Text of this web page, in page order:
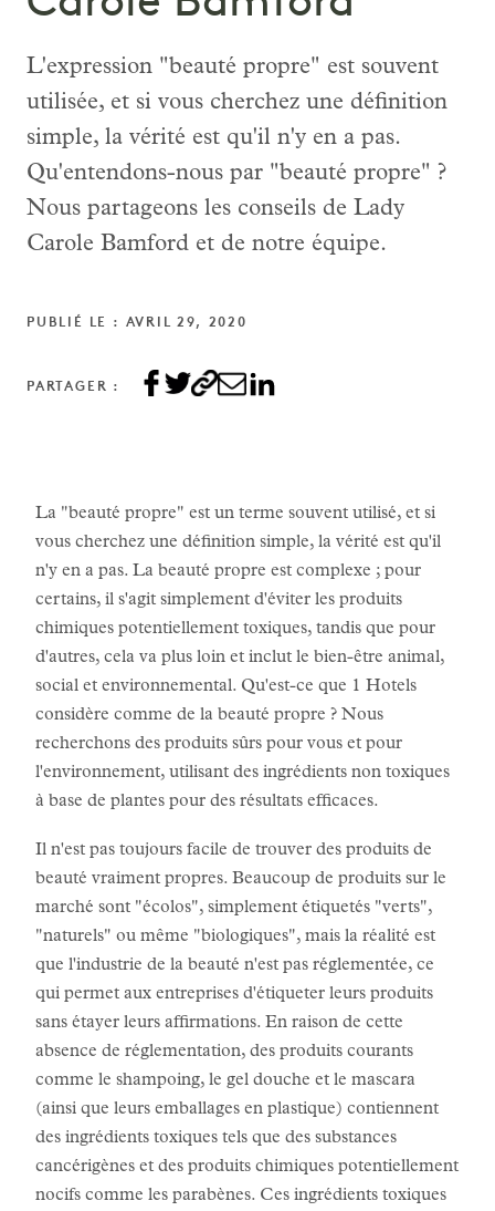
L'expression "beauté propre" est souvent
utilisée, et si vous cherchez une définition
simple, la vérité est qu'il n'y en a pas.
Qu'entendons-nous par "beauté propre" ?
Nous partageons les conseils de Lady
Carole Bamford et de notre équipe.
PUBLIÉ LE : AVRIL 29, 2020
PARTAGER :
La "beauté propre" est un terme souvent utilisé, et si
vous cherchez une définition simple, la vérité est qu'il
n'y en a pas. La beauté propre est complexe ; pour
certains, il s'agit simplement d'éviter les produits
chimiques potentiellement toxiques, tandis que pour
d'autres, cela va plus loin et inclut le bien-être animal,
social et environnemental. Qu'est-ce que 1 Hotels
considère comme de la beauté propre ? Nous
recherchons des produits sûrs pour vous et pour
l'environnement, utilisant des ingrédients non toxiques
à base de plantes pour des résultats efficaces.
Il n'est pas toujours facile de trouver des produits de
beauté vraiment propres. Beaucoup de produits sur le
marché sont "écolos", simplement étiquetés "verts",
"naturels" ou même "biologiques", mais la réalité est
que l'industrie de la beauté n'est pas réglementée, ce
qui permet aux entreprises d'étiqueter leurs produits
sans étayer leurs affirmations. En raison de cette
absence de réglementation, des produits courants
comme le shampoing, le gel douche et le mascara
(ainsi que leurs emballages en plastique) contiennent
des ingrédients toxiques tels que des substances
cancérigènes et des produits chimiques potentiellement
nocifs comme les parabènes. Ces ingrédients toxiques